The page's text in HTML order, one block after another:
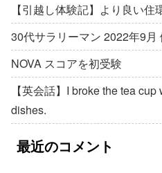
【引越し体験記】より良い住
30代サラリーマン 2022年9月
NOVA スコアを初受験
【英会話】I broke the tea
dishes.
最近のコメント